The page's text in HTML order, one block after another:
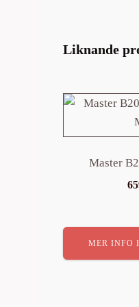
Liknande
Master
MER INFO